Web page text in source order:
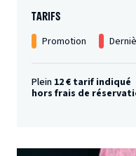
TARIFS
Promotion
Plein 12 € tarif indiqué
hors frais de